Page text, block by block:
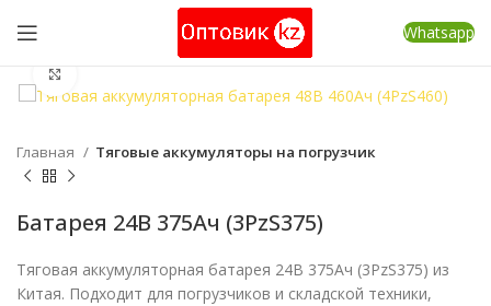
Whatsapp
Главная Тяговые аккумуляторы на погрузчик
Батарея 24В 375Ач (3PzS375)
Тяговая аккумуляторная батарея 24В 375Ач (3PzS375) из
Китая. Подходит для погрузчиков и складской техники,